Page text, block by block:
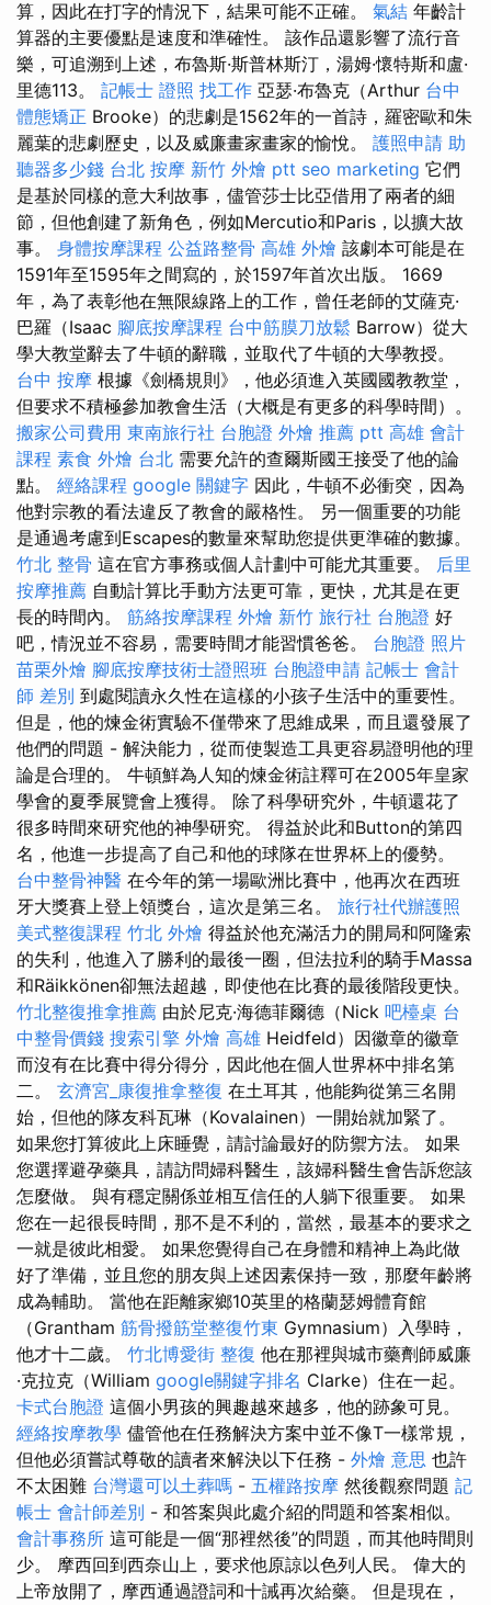
算，因此在打字的情況下，結果可能不正確。 氣結 年齡計
算器的主要優點是速度和準確性。 該作品還影響了流行音
樂，可追溯到上述，布魯斯·斯普林斯汀，湯姆·懷特斯和盧·
里德113。 記帳士 證照 找工作 亞瑟·布魯克（Arthur 台中
體態矯正 Brooke）的悲劇是1562年的一首詩，羅密歐和朱
麗葉的悲劇歷史，以及威廉畫家畫家的愉悅。 護照申請 助
聽器多少錢 台北 按摩 新竹 外燴 ptt seo marketing 它們
是基於同樣的意大利故事，儘管莎士比亞借用了兩者的細
節，但他創建了新角色，例如Mercutio和Paris，以擴大故
事。 身體按摩課程 公益路整骨 高雄 外燴 該劇本可能是在
1591年至1595年之間寫的，於1597年首次出版。 1669
年，為了表彰他在無限線路上的工作，曾任老師的艾薩克·
巴羅（Isaac 腳底按摩課程 台中筋膜刀放鬆 Barrow）從大
學大教堂辭去了牛頓的辭職，並取代了牛頓的大學教授。
台中 按摩 根據《劍橋規則》，他必須進入英國國教教堂，
但要求不積極參加教會生活（大概是有更多的科學時間）。
搬家公司費用 東南旅行社 台胞證 外燴 推薦 ptt 高雄 會計
課程 素食 外燴 台北 需要允許的查爾斯國王接受了他的論
點。 經絡課程 google 關鍵字 因此，牛頓不必衝突，因為
他對宗教的看法違反了教會的嚴格性。 另一個重要的功能
是通過考慮到Escapes的數量來幫助您提供更準確的數據。
竹北 整骨 這在官方事務或個人計劃中可能尤其重要。 后里
按摩推薦 自動計算比手動方法更可靠，更快，尤其是在更
長的時間內。 筋絡按摩課程 外燴 新竹 旅行社 台胞證 好
吧，情況並不容易，需要時間才能習慣爸爸。 台胞證 照片
苗栗外燴 腳底按摩技術士證照班 台胞證申請 記帳士 會計
師 差別 到處閱讀永久性在這樣的小孩子生活中的重要性。
但是，他的煉金術實驗不僅帶來了思維成果，而且還發展了
他們的問題 - 解決能力，從而使製造工具更容易證明他的理
論是合理的。 牛頓鮮為人知的煉金術註釋可在2005年皇家
學會的夏季展覽會上獲得。 除了科學研究外，牛頓還花了
很多時間來研究他的神學研究。 得益於此和Button的第四
名，他進一步提高了自己和他的球隊在世界杯上的優勢。
台中整骨神醫 在今年的第一場歐洲比賽中，他再次在西班
牙大獎賽上登上領獎台，這次是第三名。 旅行社代辦護照
美式整復課程 竹北 外燴 得益於他充滿活力的開局和阿隆索
的失利，他進入了勝利的最後一圈，但法拉利的騎手Massa
和Räikkönen卻無法超越，即使他在比賽的最後階段更快。
竹北整復推拿推薦 由於尼克·海德菲爾德（Nick 吧檯桌 台
中整骨價錢 搜索引擎 外燴 高雄 Heidfeld）因徽章的徽章
而沒有在比賽中得分得分，因此他在個人世界杯中排名第
二。 玄濟宮_康復推拿整復 在土耳其，他能夠從第三名開
始，但他的隊友科瓦琳（Kovalainen）一開始就加緊了。
如果您打算彼此上床睡覺，請討論最好的防禦方法。 如果
您選擇避孕藥具，請訪問婦科醫生，該婦科醫生會告訴您該
怎麼做。 與有穩定關係並相互信任的人躺下很重要。 如果
您在一起很長時間，那不是不利的，當然，最基本的要求之
一就是彼此相愛。 如果您覺得自己在身體和精神上為此做
好了準備，並且您的朋友與上述因素保持一致，那麼年齡將
成為輔助。 當他在距離家鄉10英里的格蘭瑟姆體育館
（Grantham 筋骨撥筋堂整復竹東 Gymnasium）入學時，
他才十二歲。 竹北博愛街 整復 他在那裡與城市藥劑師威廉
·克拉克（William google關鍵字排名 Clarke）住在一起。
卡式台胞證 這個小男孩的興趣越來越多，他的跡象可見。
經絡按摩教學 儘管他在任務解決方案中並不像T一樣常規，
但他必須嘗試尊敬的讀者來解決以下任務 - 外燴 意思 也許
不太困難 台灣還可以土葬嗎 - 五權路按摩 然後觀察問題 記
帳士 會計師差別 - 和答案與此處介紹的問題和答案相似。
會計事務所 這可能是一個“那裡然後”的問題，而其他時間則
少。 摩西回到西奈山上，要求他原諒以色列人民。 偉大的
上帝放開了，摩西通過證詞和十誡再次給藥。 但是現在，